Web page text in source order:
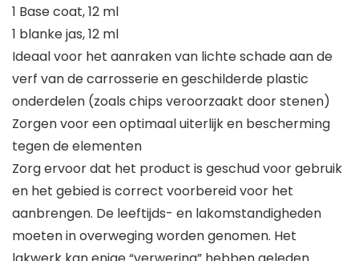
1 Base coat, 12 ml
1 blanke jas, 12 ml
Ideaal voor het aanraken van lichte schade aan de
verf van de carrosserie en geschilderde plastic
onderdelen (zoals chips veroorzaakt door stenen)
Zorgen voor een optimaal uiterlijk en bescherming
tegen de elementen
Zorg ervoor dat het product is geschud voor gebruik
en het gebied is correct voorbereid voor het
aanbrengen. De leeftijds- en lakomstandigheden
moeten in overweging worden genomen. Het